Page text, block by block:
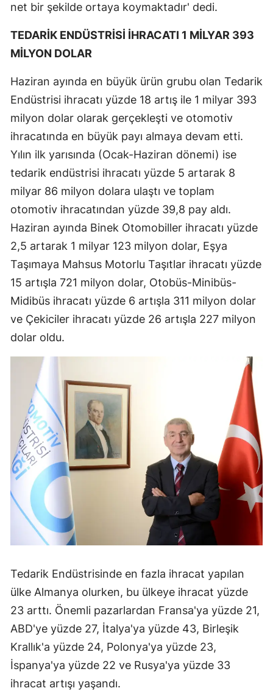
net bir şekilde ortaya koymaktadır' dedi.
TEDARİK ENDÜSTRİSİ İHRACATI 1 MİLYAR 393
MİLYON DOLAR
Haziran ayında en büyük ürün grubu olan Tedarik
Endüstrisi ihracatı yüzde 18 artış ile 1 milyar 393
milyon dolar olarak gerçekleşti ve otomotiv
ihracatında en büyük payı almaya devam etti.
Yılın ilk yarısında (Ocak-Haziran dönemi) ise
tedarik endüstrisi ihracatı yüzde 5 artarak 8
milyar 86 milyon dolara ulaştı ve toplam
otomotiv ihracatından yüzde 39,8 pay aldı.
Haziran ayında Binek Otomobiller ihracatı yüzde
2,5 artarak 1 milyar 123 milyon dolar, Eşya
Taşımaya Mahsus Motorlu Taşıtlar ihracatı yüzde
15 artışla 721 milyon dolar, Otobüs-Minibüs-
Midibüs ihracatı yüzde 6 artışla 311 milyon dolar
ve Çekiciler ihracatı yüzde 26 artışla 227 milyon
dolar oldu.
Tedarik Endüstrisinde en fazla ihracat yapılan
ülke Almanya olurken, bu ülkeye ihracat yüzde
23 arttı. Önemli pazarlardan Fransa'ya yüzde 21,
ABD'ye yüzde 27, İtalya'ya yüzde 43, Birleşik
Krallık'a yüzde 24, Polonya'ya yüzde 23,
İspanya'ya yüzde 22 ve Rusya'ya yüzde 33
ihracat artışı yaşandı.